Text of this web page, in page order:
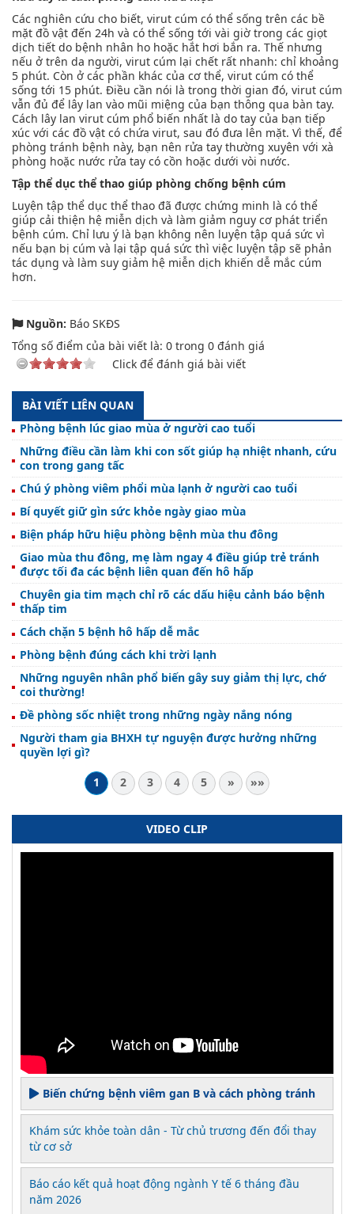
Các nghiên cứu cho biết, virut cúm có thể sống trên các bề
mặt đồ vật đến 24h và có thể sống tới vài giờ trong các giọt
dịch tiết do bệnh nhân ho hoặc hắt hơi bắn ra. Thế nhưng
nếu ở trên da người, virut cúm lại chết rất nhanh: chỉ khoảng
5 phút. Còn ở các phần khác của cơ thể, virut cúm có thể
sống tới 15 phút. Điều cần nói là trong thời gian đó, virut cúm
vẫn đủ để lây lan vào mũi miệng của bạn thông qua bàn tay.
Cách lây lan virut cúm phổ biến nhất là do tay của bạn tiếp
xúc với các đồ vật có chứa virut, sau đó đưa lên mặt. Vì thế, để
phòng tránh bệnh này, bạn nên rửa tay thường xuyên với xà
phòng hoặc nước rửa tay có cồn hoặc dưới vòi nước.
Tập thể dục thể thao giúp phòng chống bệnh cúm
Luyện tập thể dục thể thao đã được chứng minh là có thể
giúp cải thiện hệ miễn dịch và làm giảm nguy cơ phát triển
bệnh cúm. Chỉ lưu ý là bạn không nên luyện tập quá sức vì
nếu bạn bị cúm và lại tập quá sức thì việc luyện tập sẽ phản
tác dụng và làm suy giảm hệ miễn dịch khiến dễ mắc cúm
hơn.
Nguồn: Báo SKĐS
Tổng số điểm của bài viết là: 0 trong 0 đánh giá
Click để đánh giá bài viết
BÀI VIẾT LIÊN QUAN
Phòng bệnh lúc giao mùa ở người cao tuổi
Những điều cần làm khi con sốt giúp hạ nhiệt nhanh, cứu
con trong gang tấc
Chú ý phòng viêm phổi mùa lạnh ở người cao tuổi
Bí quyết giữ gìn sức khỏe ngày giao mùa
Biện pháp hữu hiệu phòng bệnh mùa thu đông
Giao mùa thu đông, mẹ làm ngay 4 điều giúp trẻ tránh
được tối đa các bệnh liên quan đến hô hấp
Chuyên gia tim mạch chỉ rõ các dấu hiệu cảnh báo bệnh
thấp tim
Cách chặn 5 bệnh hô hấp dễ mắc
Phòng bệnh đúng cách khi trời lạnh
Những nguyên nhân phổ biến gây suy giảm thị lực, chớ
coi thường!
Đề phòng sốc nhiệt trong những ngày nắng nóng
Người tham gia BHXH tự nguyện được hưởng những
quyền lợi gì?
1
2 3 4 5 » »»
VIDEO CLIP
Biến chứng bệnh viêm gan B và cách phòng tránh
Khám sức khỏe toàn dân - Từ chủ trương đến đổi thay
từ cơ sở
Báo cáo kết quả hoạt động ngành Y tế 6 tháng đầu
năm 2026